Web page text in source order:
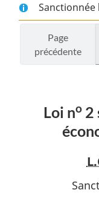
Sanctionnée
Page
précédente
Loi no2